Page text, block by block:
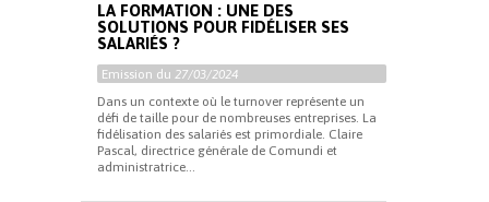
LA FORMATION : UNE DES
SOLUTIONS POUR FIDÉLISER SES
SALARIÉS ?
Emission du 27/03/2024
Dans un contexte où le turnover représente un
défi de taille pour de nombreuses entreprises. La
fidélisation des salariés est primordiale. Claire
Pascal, directrice générale de Comundi et
administratrice...